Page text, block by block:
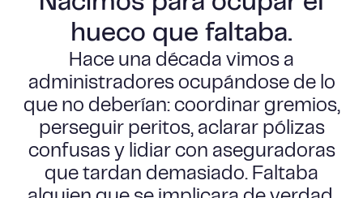
hueco que faltaba.
Hace una década vimos a
administradores ocupándose de lo
que no deberían: coordinar gremios,
perseguir peritos, aclarar pólizas
confusas y lidiar con aseguradoras
que tardan demasiado. Faltaba